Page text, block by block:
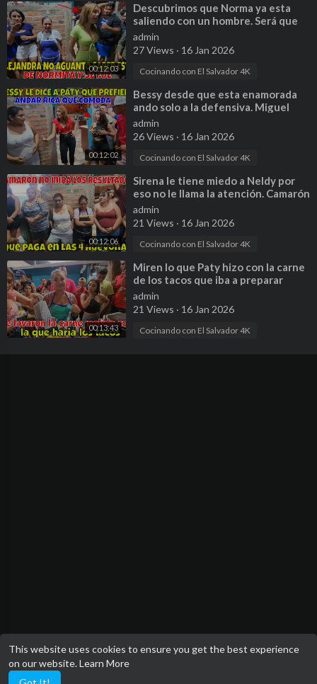
This website uses cookies to ensure you get the best experience
on our website.Learn More
00:12:03
⁣Descubrimos que Norma ya esta
saliendo con un hombre. Será que
esta enderesandose nuevamente. P
20
admin
27 Views · 16 Jan 2026
Cocinando con El Salvador 4K
00:12:02
⁣Bessy desde que esta enamorada
ando solo a la defensiva. Miguel
dice que su abuela se viste bien. P6
admin
26 Views · 16 Jan 2026
Cocinando con El Salvador 4K
00:12:06
⁣Sirena le tiene miedo a Neldy por
eso no le llama la atención. Camarón
ya esta cansado de ellas. P 9
admin
21 Views · 16 Jan 2026
Cocinando con El Salvador 4K
00:13:43
⁣Miren lo que Paty hizo con la carne
de los tacos que iba a preparar
Odalys. Esta nerviosa. Parte 21
admin
21 Views · 16 Jan 2026
Cocinando con El Salvador 4K